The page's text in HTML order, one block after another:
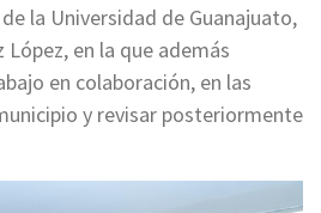
la Universidad de Guanajuato,
López, en la que además
en colaboración, en las
y revisar posteriormente